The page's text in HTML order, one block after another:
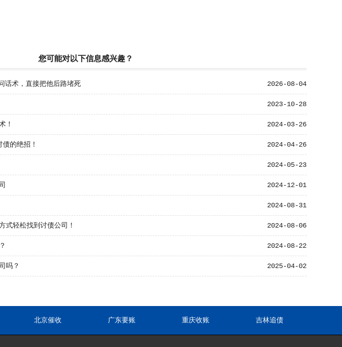
您可能对以下信息感兴趣？
2026-08-04
话术，直接把他后路堵死
2023-10-28
2024-03-26
！
2024-04-26
的绝招！
2024-05-23
2024-12-01
2024-08-31
2024-08-06
式轻松找到讨债公司！
2024-08-22
2025-04-02
吗？
北京催收 广东要账 重庆收账 吉林追债